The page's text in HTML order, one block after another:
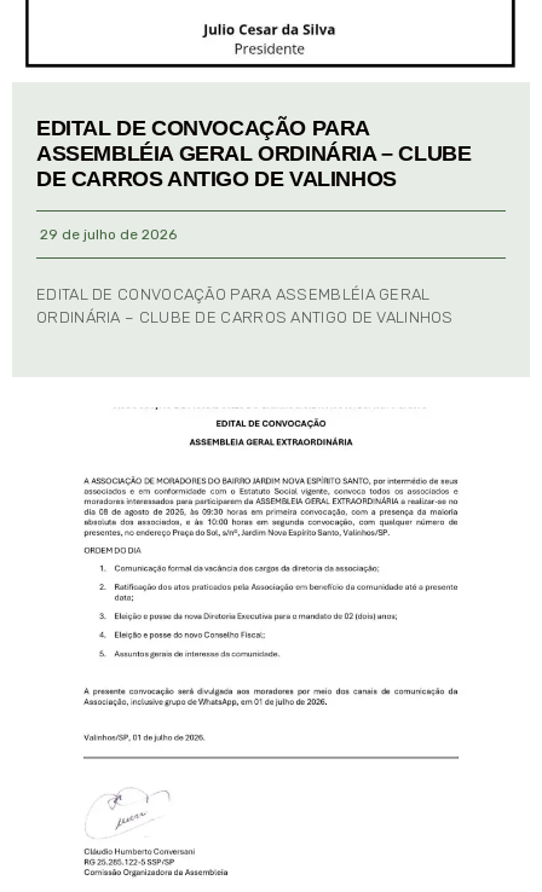
EDITAL DE CONVOCAÇÃO PARA
ASSEMBLÉIA GERAL ORDINÁRIA – CLUBE
DE CARROS ANTIGO DE VALINHOS
29 de julho de 2026
EDITAL DE CONVOCAÇÃO PARA ASSEMBLÉIA GERAL
ORDINÁRIA – CLUBE DE CARROS ANTIGO DE VALINHOS